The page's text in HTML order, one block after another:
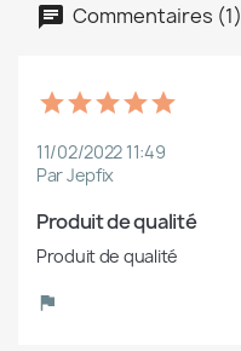
Commentaires (1)
11/02/2022 11:49
Par Jepfix
Produit de qualité
Produit de qualité